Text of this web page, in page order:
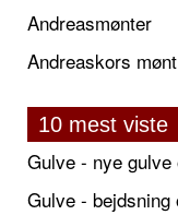
Andreasmønter
Andreaskors mønt
10 mest viste
Gulve - nye
Gulve -